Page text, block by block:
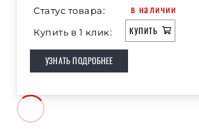
Статус товара:
в наличии
Купить в 1 клик: КУПИТЬ
УЗНАТЬ ПОДРОБНЕЕ